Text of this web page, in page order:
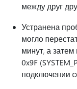
между друг
Устранена
могло
минут, а
0x9F
подключении